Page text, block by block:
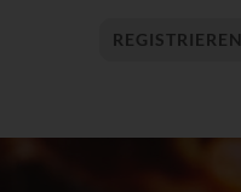
REGISTRIEREN